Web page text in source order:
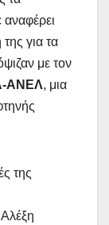
για τα
με τον
ΑΝΕΛ, μια
της